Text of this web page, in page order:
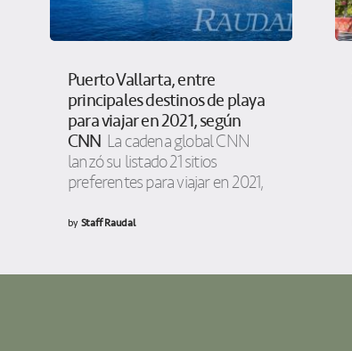
Puerto Vallarta, entre
principales destinos de playa
para viajar en 2021, según
CNN La cadena global CNN
lanzó su listado 21 sitios
preferentes para viajar en 2021,
byStaff Raudal